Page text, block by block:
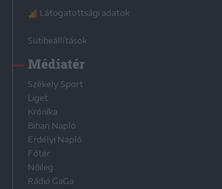
Látogatottsági adatok
Sütibeállítások
Médiatér
Székely Sport
Liget
Krónika
Bihari Napló
Erdélyi Napló
Főtér
Nőileg
Rádió GaGa